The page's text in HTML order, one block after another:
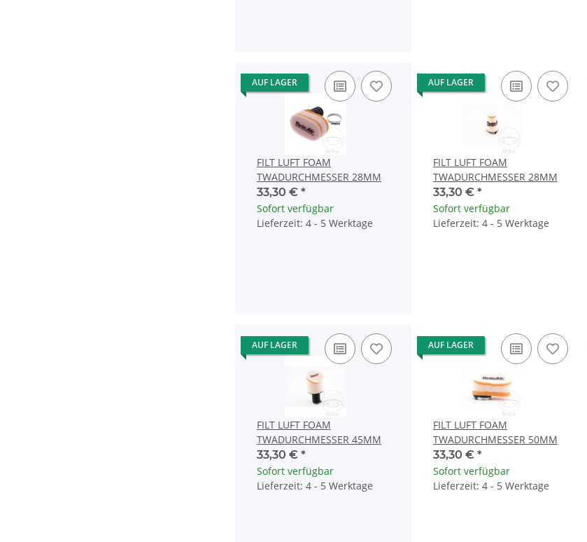
AUF LAGER
FILT LUFT FOAM
TWADURCHMESSER 28MM
33,30 € *
Sofort verfügbar
Lieferzeit: 4 - 5 Werktage
AUF LAGER
FILT LUFT FOAM
TWADURCHMESSER 28MM
33,30 € *
Sofort verfügbar
Lieferzeit: 4 - 5 Werktage
AUF LAGER
FILT LUFT FOAM
TWADURCHMESSER 45MM
33,30 € *
Sofort verfügbar
Lieferzeit: 4 - 5 Werktage
AUF LAGER
FILT LUFT FOAM
TWADURCHMESSER 50MM
33,30 € *
Sofort verfügbar
Lieferzeit: 4 - 5 Werktage